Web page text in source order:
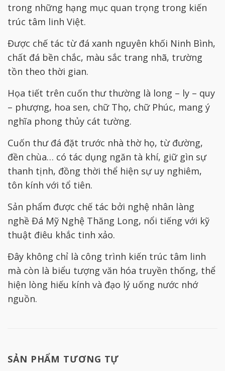
trong những hạng mục quan trọng trong kiến
trúc tâm linh Việt.
Được chế tác từ đá xanh nguyên khối Ninh Bình,
chất đá bền chắc, màu sắc trang nhã, trường
tồn theo thời gian.
Họa tiết trên cuốn thư thường là long – ly – quy
– phượng, hoa sen, chữ Thọ, chữ Phúc, mang ý
nghĩa phong thủy cát tường.
Cuốn thư đá đặt trước nhà thờ họ, từ đường,
đền chùa… có tác dụng ngăn tà khí, giữ gìn sự
thanh tịnh, đồng thời thể hiện sự uy nghiêm,
tôn kính với tổ tiên.
Sản phẩm được chế tác bởi nghệ nhân làng
nghề Đá Mỹ Nghệ Thăng Long, nổi tiếng với kỹ
thuật điêu khắc tinh xảo.
Đây không chỉ là công trình kiến trúc tâm linh
mà còn là biểu tượng văn hóa truyền thống, thể
hiện lòng hiếu kính và đạo lý uống nước nhớ
nguồn.
SẢN PHẨM TƯƠNG TỰ